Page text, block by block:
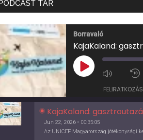
TÁR
Borravaló
PLAY
EPISODE
FELIRATKOZÁS
KajaKaland: gasztroutazás a föld körül
Jun 22, 2026 • 00:35:05